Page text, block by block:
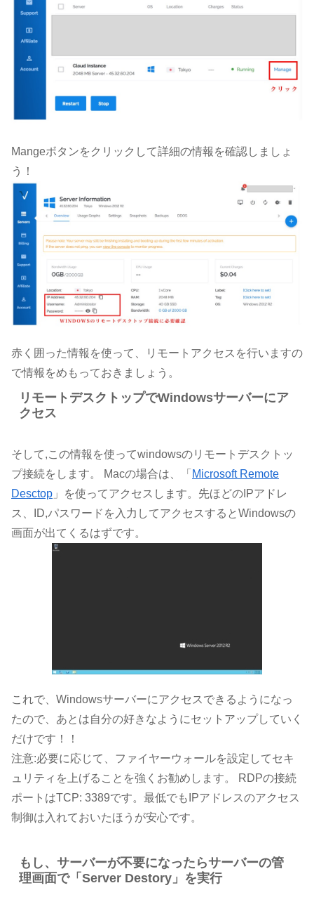
Mangeボタンをクリックして詳細の情報を確認しましょ
う！
赤く囲った情報を使って、リモートアクセスを行いますの
で情報をめもっておきましょう。
リモートデスクトップでWindowsサーバーにア
クセス
そして,この情報を使ってwindowsのリモートデスクトッ
プ接続をします。 Macの場合は、「 Microsoft Remote
Desctop 」を使ってアクセスします。先ほどのIPアドレ
ス、ID,パスワードを入力してアクセスするとWindowsの
画面が出てくるはずです。
これで、Windowsサーバーにアクセスできるようになっ
たので、あとは自分の好きなようにセットアップしていく
だけです！！
注意:必要に応じて、ファイヤーウォールを設定してセキ
ュリティを上げることを強くお勧めします。 RDPの接続
ポートはTCP: 3389です。最低でもIPアドレスのアクセス
制御は入れておいたほうが安心です。
もし、サーバーが不要になったらサーバーの管
理画面で「Server Destory」を実行